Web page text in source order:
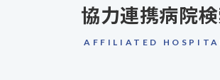
協力連携病院
AFFILIATED